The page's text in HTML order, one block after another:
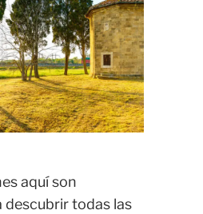
aquí son
descubrir todas las